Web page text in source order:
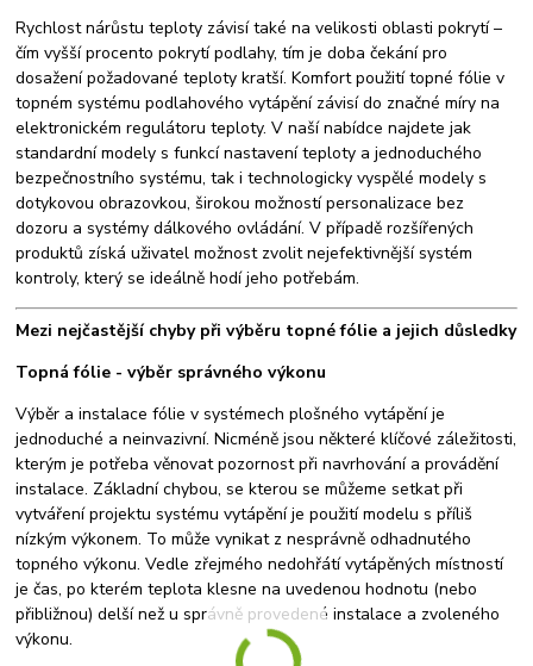
Rychlost nárůstu teploty závisí také na velikosti oblasti pokrytí –
čím vyšší procento pokrytí podlahy, tím je doba čekání pro
dosažení požadované teploty kratší. Komfort použití topné fólie v
topném systému podlahového vytápění závisí do značné míry na
elektronickém regulátoru teploty. V naší nabídce najdete jak
standardní modely s funkcí nastavení teploty a jednoduchého
bezpečnostního systému, tak i technologicky vyspělé modely s
dotykovou obrazovkou, širokou možností personalizace bez
dozoru a systémy dálkového ovládání. V případě rozšířených
produktů získá uživatel možnost zvolit nejefektivnější systém
kontroly, který se ideálně hodí jeho potřebám.
Mezi nejčastější chyby při výběru topné fólie a jejich důsledky
Topná fólie - výběr správného výkonu
Výběr a instalace fólie v systémech plošného vytápění je
jednoduché a neinvazivní. Nicméně jsou některé klíčové záležitosti,
kterým je potřeba věnovat pozornost při navrhování a provádění
instalace. Základní chybou, se kterou se můžeme setkat při
vytváření projektu systému vytápění je použití modelu s příliš
nízkým výkonem. To může vynikat z nesprávně odhadnutého
topného výkonu. Vedle zřejmého nedohřátí vytápěných místností
je čas, po kterém teplota klesne na uvedenou hodnotu (nebo
přibližnou) delší než u správně provedené instalace a zvoleného
výkonu.